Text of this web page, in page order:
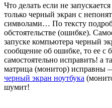
Что делать если не
только черный экран с
символами… По тексту
обстоятельстве (ошибке).
запуске компьютера черный
сообщение об ошибке, то ее с
самостоятельно исправить! а
матрица (монитор) исправны
черный экран ноутбука
шумит!